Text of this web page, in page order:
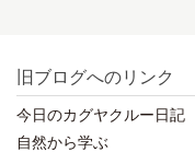
旧ブログへのリンク
今日のカグヤクルー日記
自然から学ぶ